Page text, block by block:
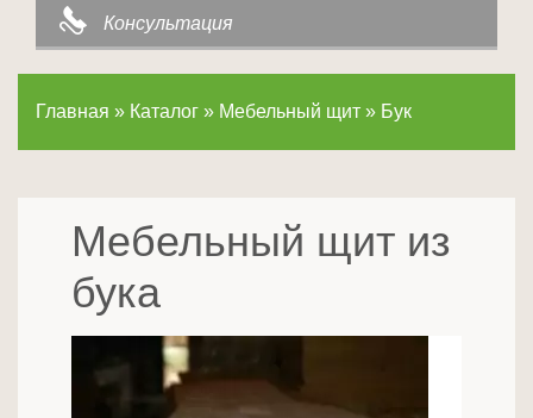
Консультация
Главная » Каталог » Мебельный щит » Бук
Мебельный щит из
бука